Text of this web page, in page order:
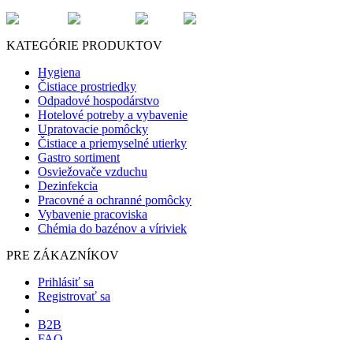
KATEGÓRIE PRODUKTOV
Hygiena
Čistiace prostriedky
Odpadové hospodárstvo
Hotelové potreby a vybavenie
Upratovacie pomôcky
Čistiace a priemyselné utierky
Gastro sortiment
Osviežovače vzduchu
Dezinfekcia
Pracovné a ochranné pomôcky
Vybavenie pracoviska
Chémia do bazénov a víriviek
PRE ZÁKAZNÍKOV
Prihlásiť sa
Registrovať sa
B2B